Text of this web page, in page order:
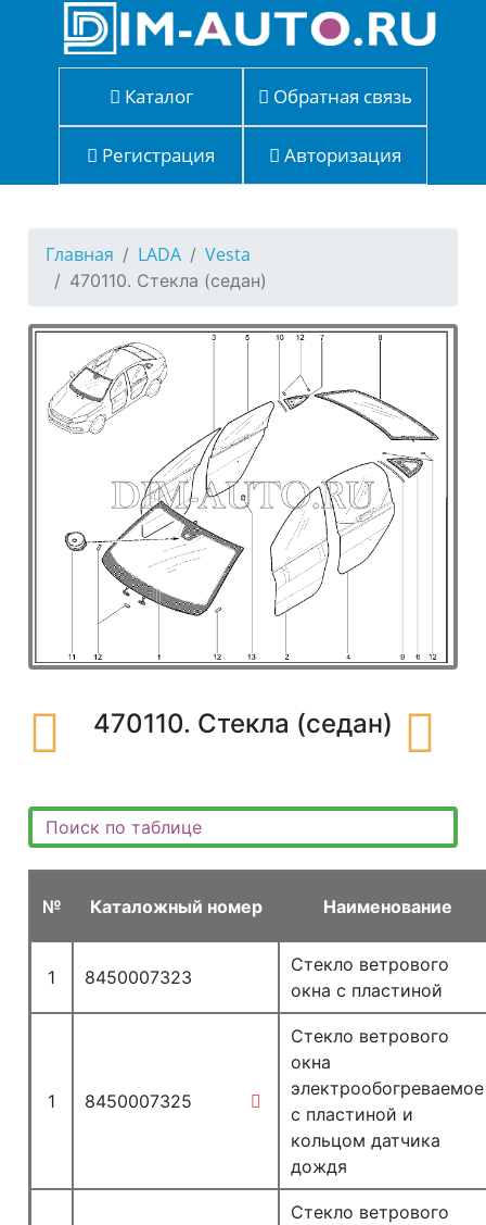
Каталог Обратная связь
Регистрация Авторизация
Главная LADA Vesta
470110. Стекла (седан)
470110. Стекла (седан)
№ Каталожный номер Наименование
1 8450007323
Стекло ветрового
окна с пластиной
1 8450007325
Стекло ветрового
окна
электрообогреваемое
с пластиной и
кольцом датчика
дождя
Стекло ветрового